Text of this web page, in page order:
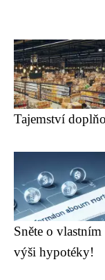
Tajemství
Sněte o
výši hypotéky!